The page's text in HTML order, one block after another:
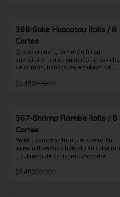
366-Sake Huacatay Rolls / 8
Cortes
Queso crema y camarón furay,
envuelto en palta, cubierto de ceviche
de salmón, bañado en emulsion de
$5.490$9.990
367-Shrimp Flambe Rolls / 8
Cortes
Palta y camarón furay, envuelto en
salmón flameado,bañado en salsa tari
y cubierto de kanikama crocante
$5.490$9.990